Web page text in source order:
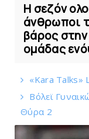
Η σεζόν
άνθρωποι
βάρος
ομάδας
«Kara Talks»
Bόλεϊ
Θύρα 2